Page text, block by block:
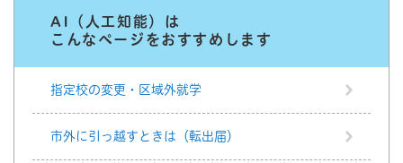
AI（人工知能）は
こんなページをおすすめします
指定校の変更・区域外就学
市外に引っ越すときは（転出届）